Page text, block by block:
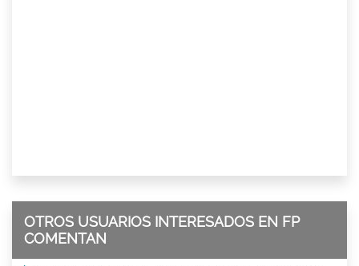
OTROS USUARIOS INTERESADOS EN FP
COMENTAN